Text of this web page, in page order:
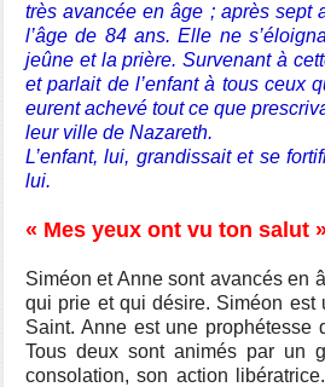
très avancée en âge ; après sept
l’âge de 84 ans. Elle ne
jeûne et la prière. Survenant à
et parlait de l’enfant à tous ceux
eurent achevé tout ce que
leur ville de Nazareth.
L’enfant, lui, grandissait et se
lui.
« Mes yeux ont vu ton salut
Siméon et Anne sont avancés en
qui prie et qui désire. Siméon est
Saint. Anne est une
Tous deux sont animés par un
consolation, son action